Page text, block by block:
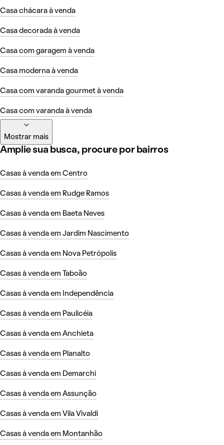
Casa chácara à venda
Casa decorada à venda
Casa com garagem à venda
Casa moderna à venda
Casa com varanda gourmet à venda
Casa com varanda à venda
Mostrar mais
Amplie sua busca, procure por bairros
Casas à venda em Centro
Casas à venda em Rudge Ramos
Casas à venda em Baeta Neves
Casas à venda em Jardim Nascimento
Casas à venda em Nova Petrópolis
Casas à venda em Taboão
Casas à venda em Independência
Casas à venda em Paulicéia
Casas à venda em Anchieta
Casas à venda em Planalto
Casas à venda em Demarchi
Casas à venda em Assunção
Casas à venda em Vila Vivaldi
Casas à venda em Montanhão